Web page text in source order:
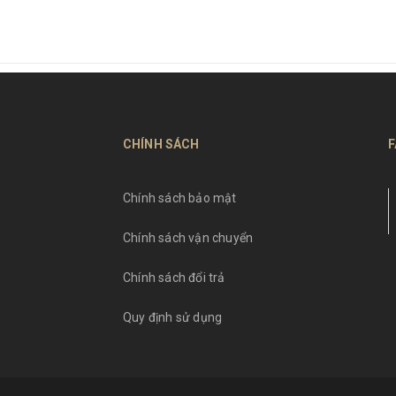
CHÍNH SÁCH
Chính sách bảo mật
Chính sách vận chuyển
Chính sách đổi trả
Quy định sử dụng